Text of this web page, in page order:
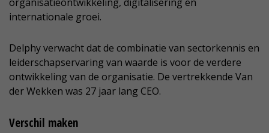
organisatieontwikkeling, digitalisering en
internationale groei.
Delphy verwacht dat de combinatie van sectorkennis en
leiderschapservaring van waarde is voor de verdere
ontwikkeling van de organisatie. De vertrekkende Van
der Wekken was 27 jaar lang CEO.
Verschil maken